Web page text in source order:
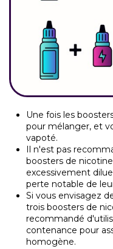
Une fois les
pour mélanger, et
vapoté.
Il n'est pas
boosters de
excessivement
perte notable de
Si vous envisagez
trois boosters de
recommandé
contenance pour
homogène.